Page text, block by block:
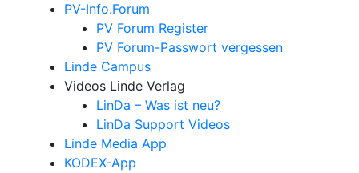
PV-Info.Forum
PV Forum Register
PV Forum-Passwort vergessen
Linde Campus
Videos Linde Verlag
LinDa – Was ist neu?
LinDa Support Videos
Linde Media App
KODEX-App